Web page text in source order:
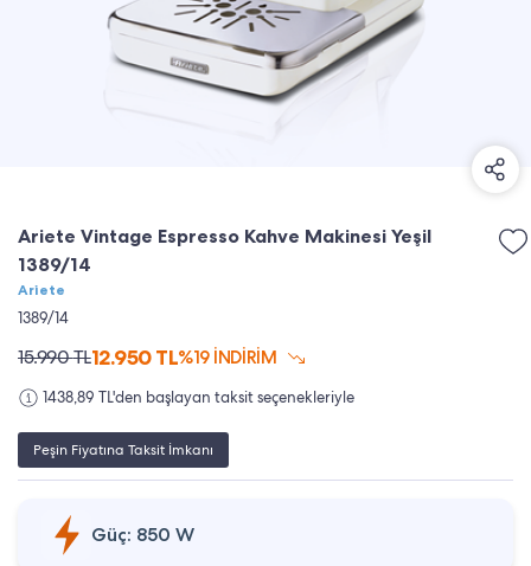
Ariete Vintage Espresso Kahve Makinesi Yeşil
1389/14
Ariete
1389/14
15.990TL12.950TL%19 İNDİRİM
1438,89 TL'den başlayan taksit seçenekleriyle
Peşin Fiyatına Taksit İmkanı
Güç: 850 W